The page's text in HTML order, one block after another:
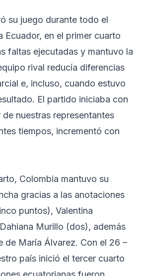
su juego durante todo el
Ecuador, en el primer cuarto
faltas ejecutadas y mantuvo la
rival reducía diferencias
e, incluso, cuando estuvo
El partido iniciaba con
de nuestras representantes
tiempos, incrementó con
Colombia mantuvo su
gracias a las anotaciones
puntos), Valentina
Murillo (dos), además
de María Álvarez. Con el 26 –
país inició el tercer cuarto